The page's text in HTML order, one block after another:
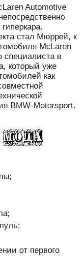
Automotive
стал Мюррей, к
McLaren
специалиста в
который уже
как
BMW-Motorsport.
от первого